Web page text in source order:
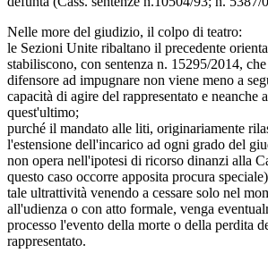
Nelle more del giudizio, il colpo di teatro:
le Sezioni Unite ribaltano il precedente
stabiliscono, con sentenza n. 15295/2014,
difensore ad impugnare non viene meno a
capacità di agire del rappresentato e neanche
quest'ultimo;
purché il mandato alle liti, originariamente
l'estensione dell'incarico ad ogni grado del
non opera nell'ipotesi di ricorso dinanzi alla
questo caso occorre apposita procura
tale ultrattività venendo a cessare solo nel
all'udienza o con atto formale, venga
processo l'evento della morte o della perdita
rappresentato.